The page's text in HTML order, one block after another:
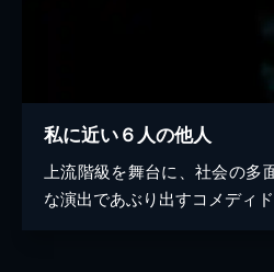
私に近い６人の他人
上流階級を舞台に、社会の多
な演出であぶり出すコメディ